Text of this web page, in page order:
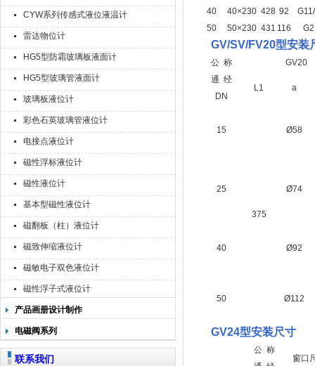
CYW系列传感式液位液温计
雷达物位计
HG5型防霜玻璃板液面计
HG5型玻璃管液面计
玻璃板液位计
彩色石英玻璃管液位计
电接点液位计
磁性浮标液位计
磁性液位计
基本型磁性液位计
磁翻板（柱）液位计
磁致伸缩液位计
磁敏电子双色液位计
磁性浮子式液位计
产品画册设计制作
电磁阀系列
联系我们
40
40×230 428 92
50
50×230 431 116 G2
GV/SV/FV20型安装
公 称
通 经
DN
GV20
L1 a
15
375
Ø58
25 Ø74
40 Ø92
50 Ø112
GV24型安装尺寸
公 称
窗口